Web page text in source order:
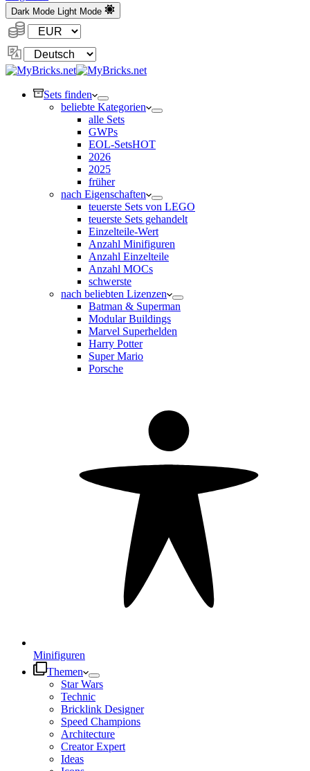
Dark Mode Light Mode
Währung:
Sprache
ändern
Sets finden
beliebte Kategorien
alle Sets
GWPs
EOL-SetsHOT
2026
2025
früher
nach Eigenschaften
teuerste Sets von LEGO
teuerste Sets gehandelt
Einzelteile-Wert
Anzahl Minifiguren
Anzahl Einzelteile
Anzahl MOCs
schwerste
nach beliebten Lizenzen
Batman & Superman
Modular Buildings
Marvel Superhelden
Harry Potter
Super Mario
Porsche
Minifiguren
Themen
Star Wars
Technic
Bricklink Designer
Speed Champions
Architecture
Creator Expert
Ideas